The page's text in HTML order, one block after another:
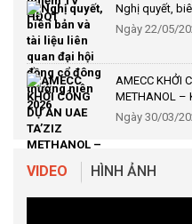
Nghị quyết,
Ngày 22/05/
AMECC KHỞI
METHANOL –
Ngày 30/03/
VIDEO HÌNH ẢNH